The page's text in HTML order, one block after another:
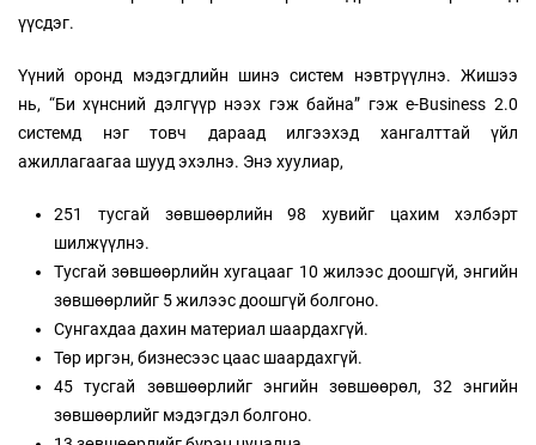
үүсдэг.
Үүний оронд мэдэгдлийн шинэ систем нэвтрүүлнэ. Жишээ
нь, “Би хүнсний дэлгүүр нээх гэж байна” гэж e-Business 2.0
системд нэг товч дараад илгээхэд хангалттай үйл
ажиллагаагаа шууд эхэлнэ. Энэ хуулиар,
251 тусгай зөвшөөрлийн 98 хувийг цахим хэлбэрт
шилжүүлнэ.
Тусгай зөвшөөрлийн хугацааг 10 жилээс доошгүй, энгийн
зөвшөөрлийг 5 жилээс доошгүй болгоно.
Сунгахдаа дахин материал шаардахгүй.
Төр иргэн, бизнесээс цаас шаардахгүй.
45 тусгай зөвшөөрлийг энгийн зөвшөөрөл, 32 энгийн
зөвшөөрлийг мэдэгдэл болгоно.